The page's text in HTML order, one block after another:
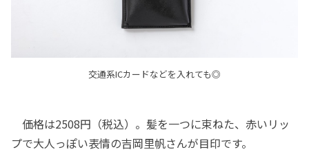
交通系ICカードなどを入れても◎
価格は2508円（税込）。髪を一つに束ねた、赤いリッ
プで大人っぽい表情の吉岡里帆さんが目印です。